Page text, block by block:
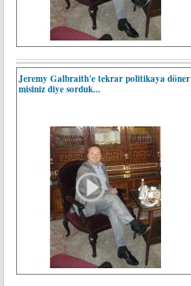
Jeremy Galbraith'e tekrar politikaya döner
misiniz diye sorduk...